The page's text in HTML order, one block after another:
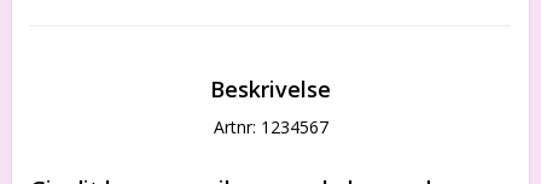
Beskrivelse
Artnr: 1234567